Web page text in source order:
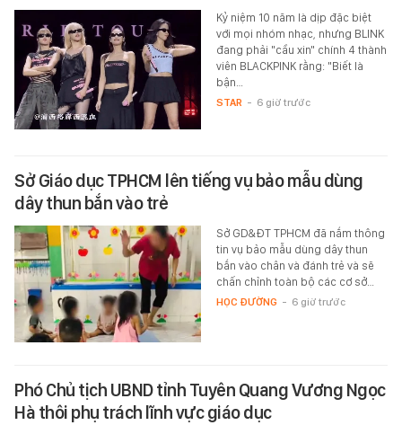
Kỷ niệm 10 năm là dịp đặc biệt
với mọi nhóm nhạc, nhưng BLINK
đang phải "cầu xin" chính 4 thành
viên BLACKPINK rằng: "Biết là
bận…
STAR - 6 giờ trước
Sở Giáo dục TPHCM lên tiếng vụ bảo mẫu dùng
dây thun bắn vào trẻ
Sở GD&ĐT TPHCM đã nắm thông
tin vụ bảo mẫu dùng dây thun
bắn vào chân và đánh trẻ và sẽ
chấn chỉnh toàn bộ các cơ sở…
HỌC ĐƯỜNG - 6 giờ trước
Phó Chủ tịch UBND tỉnh Tuyên Quang Vương Ngọc
Hà thôi phụ trách lĩnh vực giáo dục